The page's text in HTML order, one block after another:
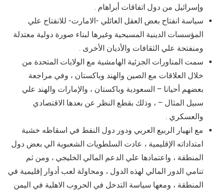
وإسرائيل من دول اتفاقات أبراهام .
سياسة انفتاح بعض العقل العائلي -الامارت- للانفتاح علي
المؤسسات الدينية المسيحية وغيرها لبناء صورة دولية معتدلة
ومنفتحة علي الثقافات والأديان الأخرى .
سمت المناورات الجزئية الهامشية مع الولايات المتحدة من
خلال العلاقات مع الصين والهند وباكستان ، وفي مراجعة
بعضهم أحيانا – السعودية وباكستان ، والإمارات والهند علي
سبيل المثال – ، وذلك بقطع النظر عن بعدها الاقتصادي
والعسكري .
مع انهيار الربيع العربي ودور دول النفط في اسقاطه خشية
امتداداته الإقليمية ، عادت السلطويات الشعبوية الي بعض دول
المنطقة ، واعتمادها علي الدعم المالي الخليجي ، ومن ثم
تنامي الدور المالي لهذه الدول ، ومحاولة لعب أدوار إقليمية في
المنطقة ، ومعها سياسة التدخل في الحروب الاهلية في اليمن